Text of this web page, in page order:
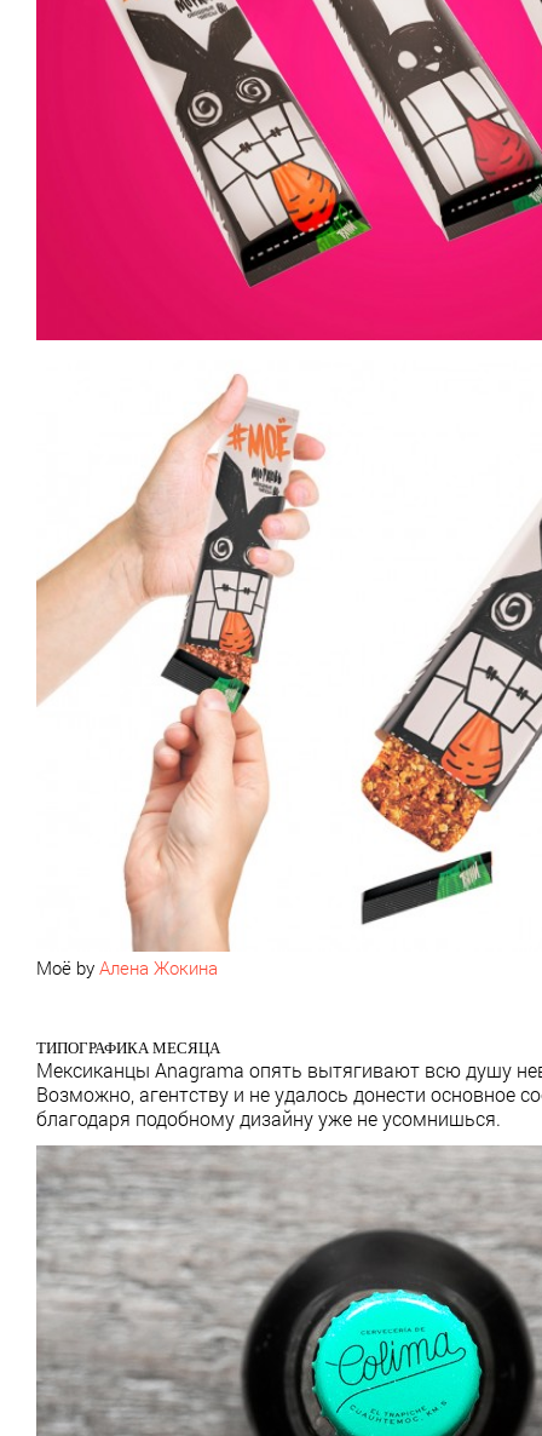
Моё by Алена Жокина
ТИПОГРАФИКА МЕСЯЦА
Мексиканцы Anagrama опять вытягивают всю душу
Возможно, агентству и не удалось донести основное
благодаря подобному дизайну уже не усомнишься.